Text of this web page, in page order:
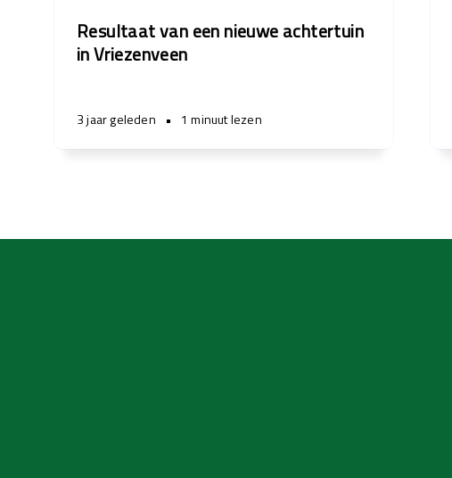
Resultaat van een nieuwe achtertuin
in Vriezenveen
3 jaar geleden • 1 minuut lezen